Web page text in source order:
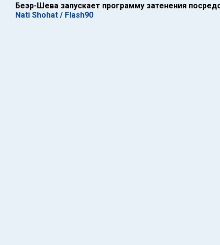
Беэр-Шева запускает программу затенения
Nati Shohat / Flash90